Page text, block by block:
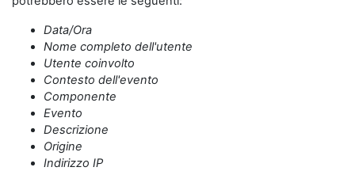
Data/Ora
Nome completo dell'utente
Utente coinvolto
Contesto dell'evento
Componente
Evento
Descrizione
Origine
Indirizzo IP